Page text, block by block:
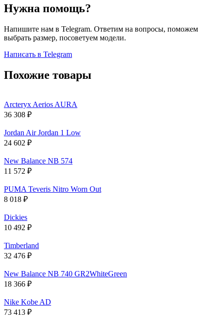
Нужна помощь?
Напишите нам в Telegram. Ответим на вопросы, поможем
выбрать размер, посоветуем модели.
Написать в Telegram
Похожие товары
Arcteryx Aerios AURA
36 308 ₽
Jordan Air Jordan 1 Low
24 602 ₽
New Balance NB 574
11 572 ₽
PUMA Teveris Nitro Worn Out
8 018 ₽
Dickies
10 492 ₽
Timberland
32 476 ₽
New Balance NB 740 GR2WhiteGreen
18 366 ₽
Nike Kobe AD
73 413 ₽